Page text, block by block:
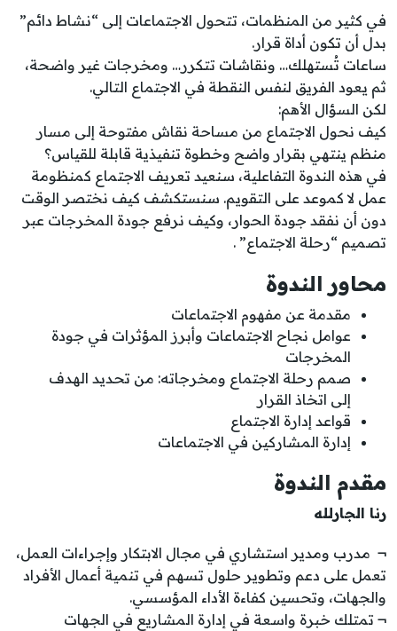
في كثير من المنظمات، تتحول الاجتماعات إلى “نشاط دائم”
بدل أن تكون أداة قرار.
ساعات تُستهلك… ونقاشات تتكرر… ومخرجات غير واضحة،
ثم يعود الفريق لنفس النقطة في الاجتماع التالي.
لكن السؤال الأهم:
كيف نحول الاجتماع من مساحة نقاش مفتوحة إلى مسار
منظم ينتهي بقرار واضح وخطوة تنفيذية قابلة للقياس؟
في هذه الندوة التفاعلية، سنعيد تعريف الاجتماع كمنظومة
عمل لا كموعد على التقويم. سنستكشف كيف نختصر الوقت
دون أن نفقد جودة الحوار، وكيف نرفع جودة المخرجات عبر
تصميم “رحلة الاجتماع” .
محاور الندوة
مقدمة عن مفهوم الاجتماعات
عوامل نجاح الاجتماعات وأبرز المؤثرات في جودة
المخرجات
صمم رحلة الاجتماع ومخرجاته: من تحديد الهدف
إلى اتخاذ القرار
قواعد إدارة الاجتماع
إدارة المشاركين في الاجتماعات
مقدم الندوة
رنا الجارلله
¬ مدرب ومدير استشاري في مجال الابتكار وإجراءات العمل،
تعمل على دعم وتطوير حلول تسهم في تنمية أعمال الأفراد
والجهات، وتحسين كفاءة الأداء المؤسسي.
¬ تمتلك خبرة واسعة في إدارة المشاريع في الجهات